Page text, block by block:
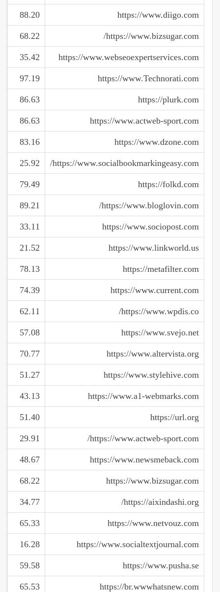
https://www.diigo.com
88.20
https://www.bizsugar.com/
68.22
https://www.webseoexpertservices.com
35.42
https://www.Technorati.com
97.19
https://plurk.com
86.63
https://www.actweb-sport.com
86.63
https://www.dzone.com
83.16
https://www.socialbookmarkingeasy.com/
25.92
https://folkd.com
79.49
https://www.bloglovin.com/
89.21
https://www.sociopost.com
33.11
https://www.linkworld.us
21.52
https://metafilter.com
78.13
https://www.current.com
74.39
https://www.wpdis.co/
62.11
https://www.svejo.net
57.08
https://www.altervista.org
70.77
https://www.stylehive.com
51.27
https://www.a1-webmarks.com
43.13
https://url.org
51.40
https://www.actweb-sport.com/
29.91
https://www.newsmeback.com
48.67
https://www.bizsugar.com
68.22
https://aixindashi.org/
34.77
https://www.netvouz.com
65.33
https://www.socialtextjournal.com
16.28
https://www.pusha.se
59.58
https://br.wwwhatsnew.com
65.53